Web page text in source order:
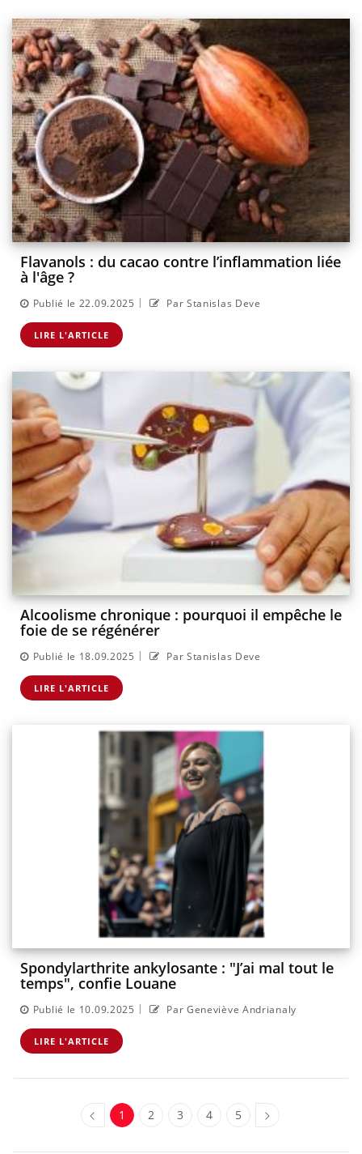
Flavanols : du cacao contre l’inflammation liée
à l'âge ?
Publié le 22.09.2025 | Par Stanislas Deve
LIRE L'ARTICLE
Alcoolisme chronique : pourquoi il empêche le
foie de se régénérer
Publié le 18.09.2025 | Par Stanislas Deve
LIRE L'ARTICLE
Spondylarthrite ankylosante : "J’ai mal tout le
temps", confie Louane
Publié le 10.09.2025 | Par Geneviève Andrianaly
LIRE L'ARTICLE
1 2 3 4 5